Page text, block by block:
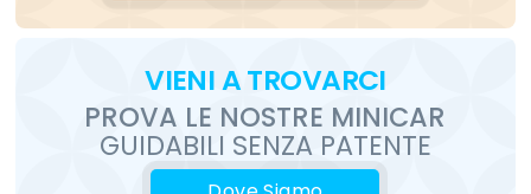
VIENIA TROVARCI
PROVA LE NOSTRE MINICAR
GUIDABILI SENZA PATENTE